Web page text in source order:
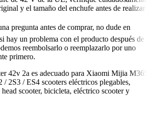
y el tamaño del enchufe antes de realizar
pregunta antes de comprar, no dude en
hay un problema con el producto después de
reembolsarlo o reemplazarlo por uno
primero.
42v 2a es adecuado para Xiaomi Mijia M365
2S3 / ES4 scooters eléctricos plegables,
scooter, bicicleta, eléctrico scooter y